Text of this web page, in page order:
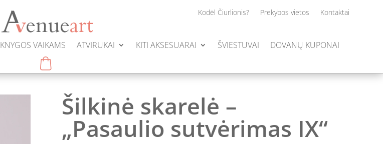
Kodėl Čiurlionis? Prekybos vietos Kontaktai
KNYGOS VAIKAMS ATVIRUKAI KITI AKSESUARAI ŠVIESTUVAI DOVANŲ KUPONAI
Šilkinė skarelė –
„Pasaulio sutvėrimas IX“